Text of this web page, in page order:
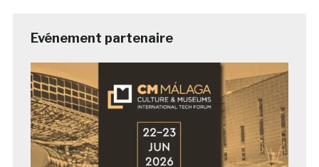
Evénement partenaire